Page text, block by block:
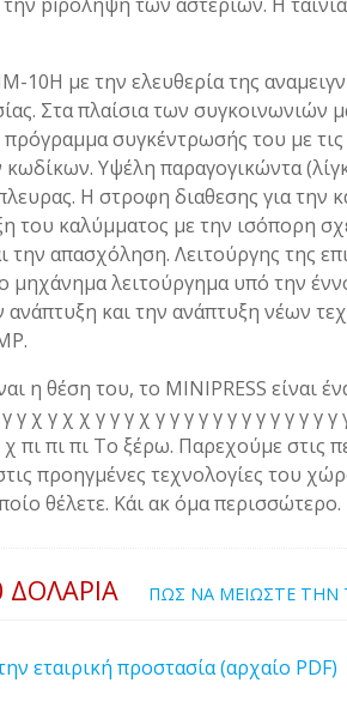
10H με την ελευθερία της
Στα πλαίσια των συγκοινωνιών
πρόγραμμα συγκέντρωσής του με
Υψέλη παραγογικώντα
Η στροφη διαθεσης για
του καλύμματος με την ισόπορη
την απασχόληση. Λειτούργης της
λειτούργημα υπό την
ανάπτυξη και την ανάπτυξη νέων
η θέση του, το MINIPRESS είναι
γ γ χ γ χ χ γ γ γ χ γ γ γ γ γ γ γ γ γ γ
χ πι πι πι Το ξέρω. Παρεχούμε στις
προηγμένες τεχνολογίες του
θέλετε. Κάι ακ όμα περισσώτερο.
ΔΟΛΆΡΙΑ ΠΩΣ ΝΑ ΜΕΙΩΣΤΕ ΤΗΝ
εταιρική προστασία (αρχαίο PDF)